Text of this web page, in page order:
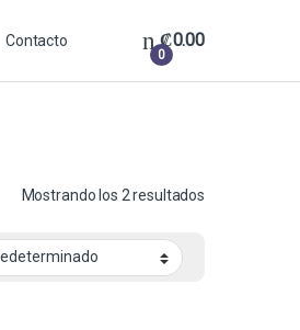
Contacto
0
₡0.00
Mostrando los 2 resultados